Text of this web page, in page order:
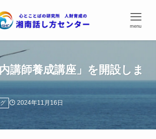
menu
講師養成講座」を開設しま
2024年11月16日